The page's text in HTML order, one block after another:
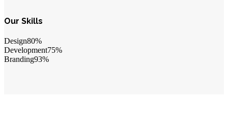
Our Skills
Design80%
Development75%
Branding93%